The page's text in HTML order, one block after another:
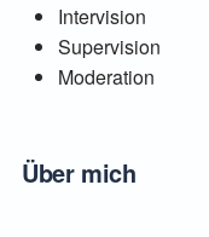
Intervision
Supervision
Moderation
Über mich